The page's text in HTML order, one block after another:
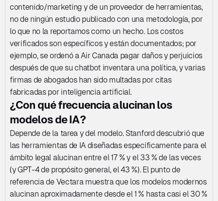
contenido/marketing y de un proveedor de herramientas,
no de ningún estudio publicado con una metodología, por
lo que no la reportamos como un hecho. Los costos
verificados son específicos y están documentados; por
ejemplo, se ordenó a Air Canada pagar daños y perjuicios
después de que su chatbot inventara una política, y varias
firmas de abogados han sido multadas por citas
fabricadas por inteligencia artificial.
¿Con qué frecuencia alucinan los
modelos de IA?
Depende de la tarea y del modelo. Stanford descubrió que
las herramientas de IA diseñadas específicamente para el
ámbito legal alucinan entre el 17 % y el 33 % de las veces
(y GPT-4 de propósito general, el 43 %). El punto de
referencia de Vectara muestra que los modelos modernos
alucinan aproximadamente desde el 1 % hasta casi el 30 %